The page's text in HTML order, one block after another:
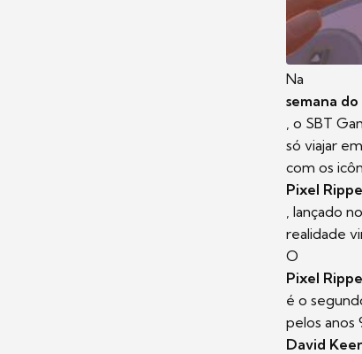
Na
semana
, o SBT
só viajar
com os
Pixel
, lançado
realidade
O
Pixel
é o
pelos anos
David